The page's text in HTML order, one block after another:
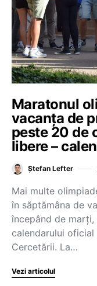
Maratonul
vacanța de
peste 20 de
libere –
Ștefan Lefter
Mai multe
în săptămâna de
începând de
calendarului
Cercetării. La…
Vezi articolul